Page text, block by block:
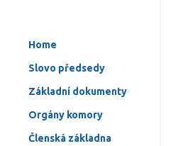
Home
Slovo předsedy
Základní dokumenty
Orgány komory
Členská základna